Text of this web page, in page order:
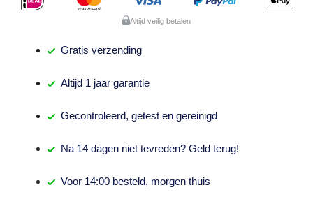
Altijd veilig betalen
Gratis verzending
Altijd 1 jaargarantie
Gecontroleerd, getesten gereinigd
Na 14 dagenniet tevreden? Geld terug!
Voor 14:00 besteld, morgen thuis